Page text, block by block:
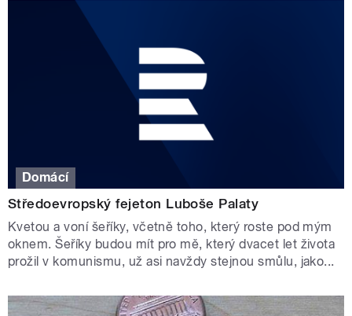
Domácí
Středoevropský fejeton Luboše Palaty
Kvetou a voní šeříky, včetně toho, který roste pod mým
oknem. Šeříky budou mít pro mě, který dvacet let života
prožil v komunismu, už asi navždy stejnou smůlu, jako...